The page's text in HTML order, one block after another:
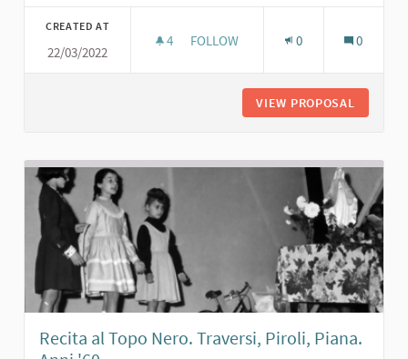
CREATED AT
22/03/2022
4 4 FOLLOWERS
FOLLOW 0 0
VIEW PROPOSAL
Recita al Topo Nero. Traversi, Piroli, Piana.